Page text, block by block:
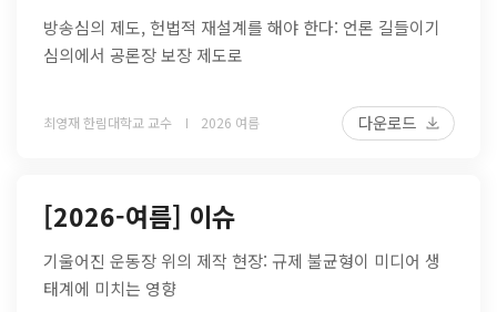
방송심의 제도, 헌법적 재설계를 해야 한다: 언론 길들이기
심의에서 공론장 보장 제도로
최영재 한림대학교 교수 2026 여름 다운로드
[2026-여름] 이슈
기울어진 운동장 위의 제작 현장: 규제 불균형이 미디어 생
태계에 미치는 영향